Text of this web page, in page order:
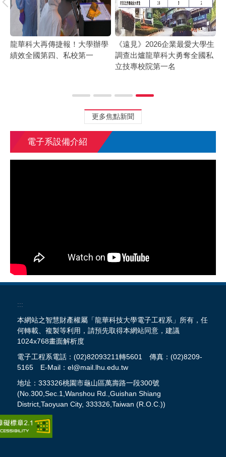
龍華科大再傳捷報！大學辦學
績效全國第四、私校第一
《遠見》2026企業最愛大學生
調查出爐龍華科大勇奪全國私
立技專校院第一名
更多焦點新聞
電子系設備介紹
:::
本網站之智慧財產權屬「龍華科技大學電子工程系」所有，任
何轉載、複製等利用，請預先取得本網站同意，建議
1024x768畫面解析度
電子工程系電話：(02)82093211轉5601 傳真：(02)8209-
5165 E-Mail：el@mail.lhu.edu.tw
地址：333326桃園市龜山區萬壽路一段300號
(No.300,Sec.1,Wanshou Rd.,Guishan Shiang
District,Taoyuan City, 333326,Taiwan (R.O.C.))